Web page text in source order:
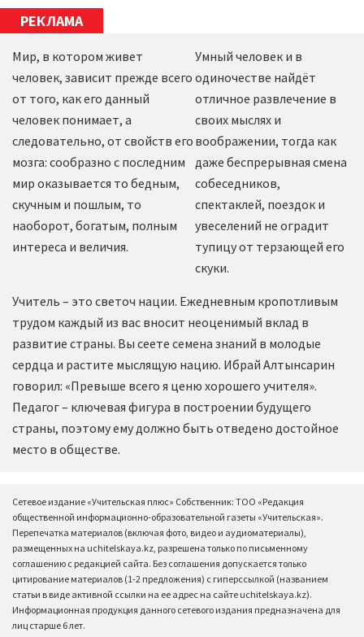
РЕКЛАМА
Мир, в котором живет
человек, зависит прежде всего
от того, как его данный
человек понимает, а
следовательно, от свойств его
мозга: сообразно с последним
мир оказывается то бедным,
скучным и пошлым, то
наоборот, богатым, полным
интереса и величия.
Умный человек и в
одиночестве найдёт
отличное развлечение в
своих мыслях и
воображении, тогда как
даже беспрерывная смена
собеседников,
спектаклей, поездок и
увеселений не оградит
тупицу от терзающей его
скуки.
Учитель – это светоч нации. Ежедневным кропотливым
трудом каждый из вас вносит неоценимый вклад в
развитие страны. Вы сеете семена знаний в молодые
сердца и растите мыслящую нацию. Ибрай Алтынсарин
говорил: «Превыше всего я ценю хорошего учителя».
Педагог – ключевая фигура в построении будущего
страны, поэтому ему должно быть отведено достойное
место в обществе.
Сетевое издание «Учительская плюс» Собственник: ТОО «Редакция
общественной информационно-образовательной газеты «Учительская».
Перепечатка материалов (включая фото, видео и аудиоматериалы),
размещенных на uchitelskaya.kz, разрешена только по письменному
соглашению с редакцией сайта. Без соглашения допускается только
цитирование материалов (1-2 предложения) с гиперссылкой (названием
статьи в виде активной ссылки на ее адрес на сайте uchitelskaya.kz).
Информационная продукция данного сетевого издания предназначена для
лиц старше 6 лет.